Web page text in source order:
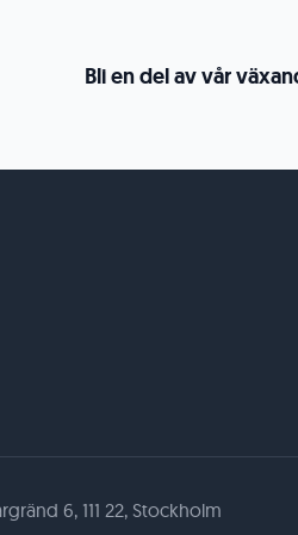
Bli en del av vår
6, 111 22, Stockholm